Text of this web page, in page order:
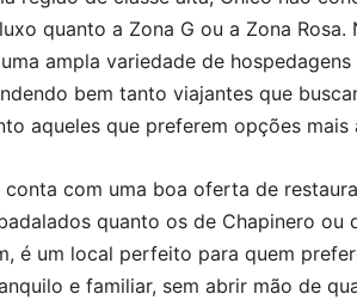
quanto a Zona G ou a Zona Rosa.
ampla variedade de hospedagens
bem tanto viajantes que
aqueles que preferem opções mais
com uma boa oferta de
quanto os de Chapinero ou
é um local perfeito para quem
e familiar, sem abrir mão de